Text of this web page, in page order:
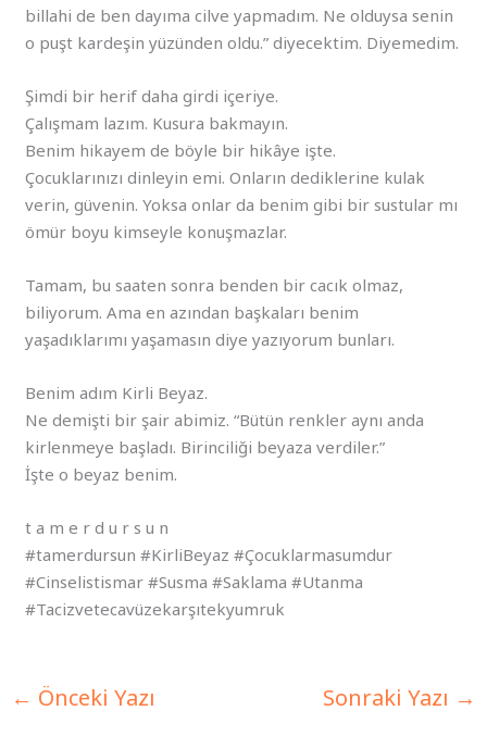
billahi de ben dayıma cilve yapmadım. Ne olduysa senin
o puşt kardeşin yüzünden oldu.” diyecektim. Diyemedim.
Şimdi bir herif daha girdi içeriye.
Çalışmam lazım. Kusura bakmayın.
Benim hikayem de böyle bir hikâye işte.
Çocuklarınızı dinleyin emi. Onların dediklerine kulak
verin, güvenin. Yoksa onlar da benim gibi bir sustular mı
ömür boyu kimseyle konuşmazlar.
Tamam, bu saaten sonra benden bir cacık olmaz,
biliyorum. Ama en azından başkaları benim
yaşadıklarımı yaşamasın diye yazıyorum bunları.
Benim adım Kirli Beyaz.
Ne demişti bir şair abimiz. “Bütün renkler aynı anda
kirlenmeye başladı. Birinciliği beyaza verdiler.”
İşte o beyaz benim.
t a m e r d u r s u n
#tamerdursun #KirliBeyaz #Çocuklarmasumdur
#Cinselistismar #Susma #Saklama #Utanma
#Tacizvetecavüzekarşıtekyumruk
← Önceki Yazı Sonraki Yazı →